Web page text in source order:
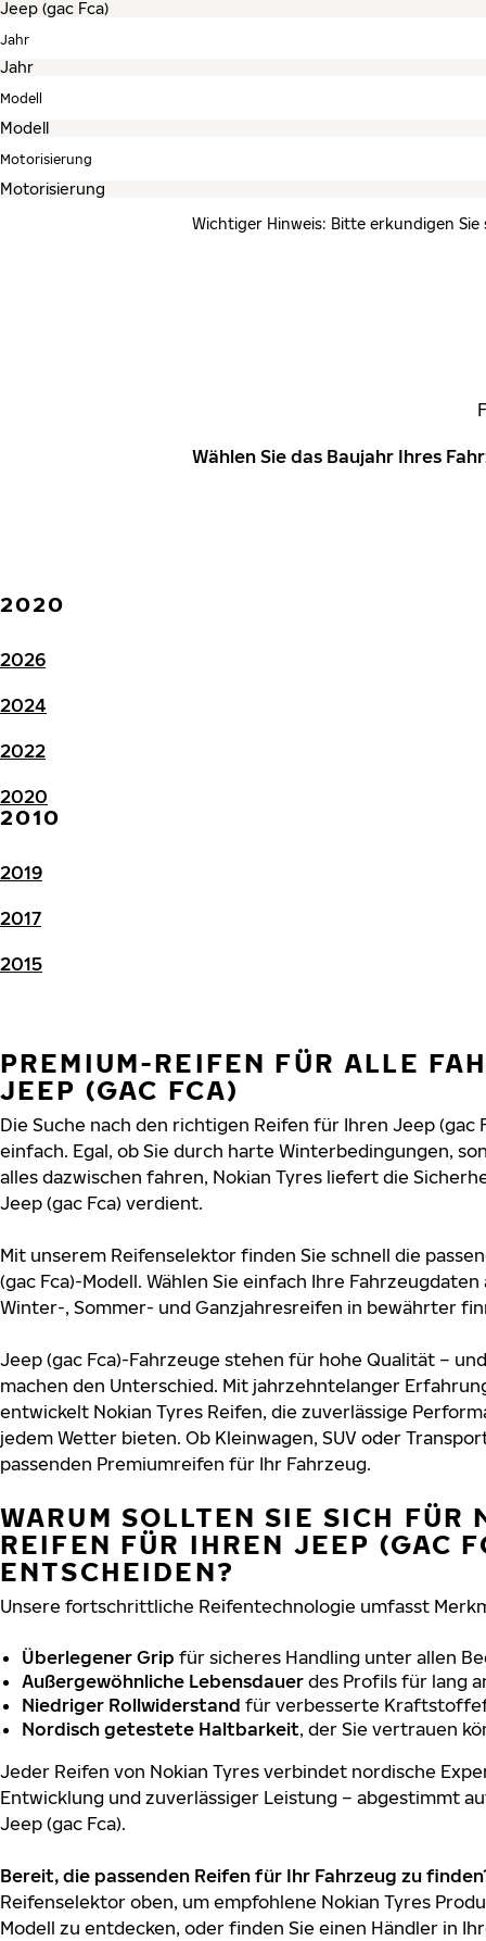
Jahr
Modell
Motorisierung
Wichtiger Hinweis: Bitte erkundigen
Wählen Sie das Baujahr Ihres
2020
2026
2024
2022
2020
2010
2019
2017
2015
PREMIUM-REIFEN FÜR ALLE
JEEP (GAC FCA)
Die Suche nach den richtigen Reifen für Ihren Jeep (gac
einfach. Egal, ob Sie durch harte Winterbedingungen,
alles dazwischen fahren, Nokian Tyres liefert die
Jeep (gac Fca) verdient.
Mit unserem Reifenselektor finden Sie schnell die
(gac Fca)-Modell. Wählen Sie einfach Ihre
Winter-, Sommer- und Ganzjahresreifen in bewährter
Jeep (gac Fca)-Fahrzeuge stehen für hohe Qualität –
machen den Unterschied. Mit jahrzehntelanger
entwickelt Nokian Tyres Reifen, die zuverlässige
jedem Wetter bieten. Ob Kleinwagen, SUV oder
passenden Premiumreifen für Ihr Fahrzeug.
WARUM SOLLTEN SIE SICH FÜR
REIFEN FÜR IHREN JEEP (GAC
ENTSCHEIDEN?
Unsere fortschrittliche Reifentechnologie umfasst
Überlegener Grip für sicheres Handling unter allen
Außergewöhnliche Lebensdauer des Profils für lang
Niedriger Rollwiderstand für verbesserte
Nordisch getestete Haltbarkeit, der Sie vertrauen
Jeder Reifen von Nokian Tyres verbindet nordische
Entwicklung und zuverlässiger Leistung – abgestimmt
Jeep (gac Fca).
Bereit, die passenden Reifen für Ihr Fahrzeug zu
Reifenselektor oben, um empfohlene Nokian Tyres
Modell zu entdecken, oder finden Sie einen Händler in